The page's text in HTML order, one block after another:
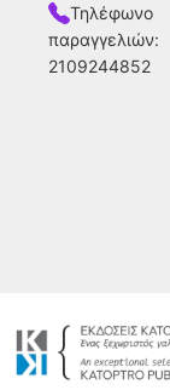
Τηλέφωνο
παραγγελιών:
2109244852